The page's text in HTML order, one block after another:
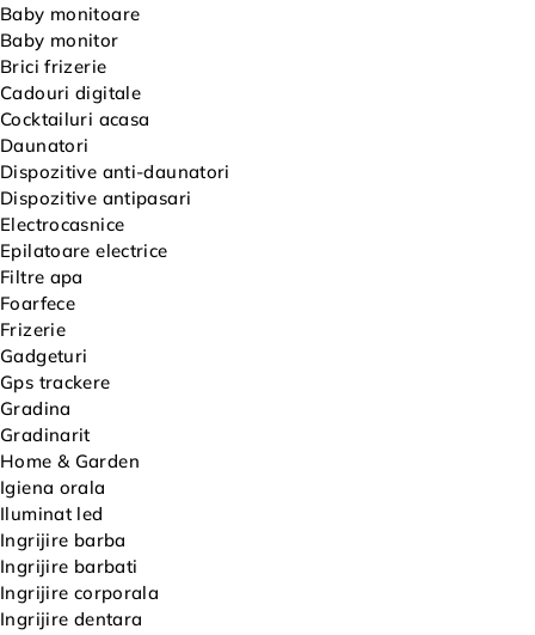
Baby monitoare
Baby monitor
Brici frizerie
Cadouri digitale
Cocktailuri acasa
Daunatori
Dispozitive anti-daunatori
Dispozitive antipasari
Electrocasnice
Epilatoare electrice
Filtre apa
Foarfece
Frizerie
Gadgeturi
Gps trackere
Gradina
Gradinarit
Home & Garden
Igiena orala
Iluminat led
Ingrijire barba
Ingrijire barbati
Ingrijire corporala
Ingrijire dentara